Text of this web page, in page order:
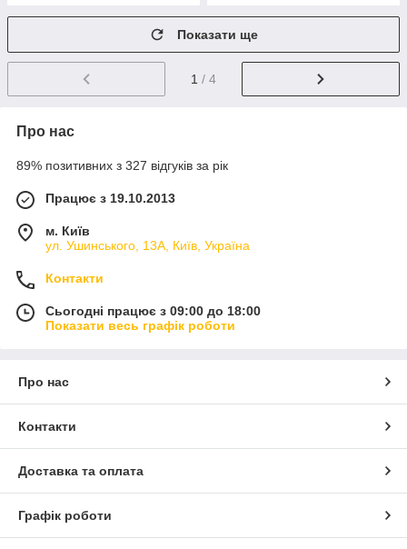
Показати ще
1 / 4
Про нас
89% позитивних з 327 відгуків за рік
Працює з 19.10.2013
м. Київ
ул. Ушинського, 13А, Київ, Україна
Контакти
Сьогодні працює з 09:00 до 18:00
Показати весь графік роботи
Про нас
Контакти
Доставка та оплата
Графік роботи